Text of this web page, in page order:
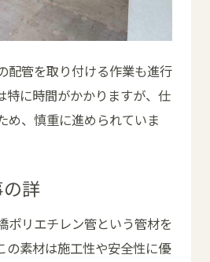
配管を取り付ける作業も進行
特に時間がかかりますが、仕
め、慎重に進められていま
詳
ポリエチレン管という管材を
の素材は施工性や安全性に優